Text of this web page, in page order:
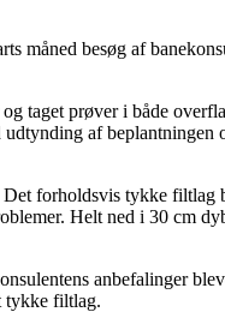
måned besøg af
taget prøver i både
af
forholdsvis tykke filtlag
Helt ned i 30 cm
anbefalinger
tykke filtlag.